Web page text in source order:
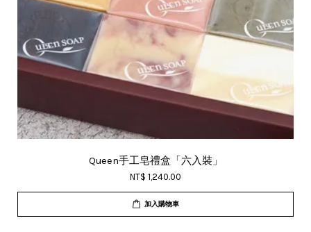
Queen手工皂禮盒「六入裝」
NT$ 1,240.00
加入購物車